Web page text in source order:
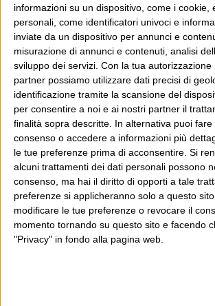
informazioni su un dispositivo, come i cookie,
personali, come identificatori univoci e
inviate da un dispositivo per annunci e
misurazione di annunci e contenuti, analisi
sviluppo dei servizi. Con la tua autorizzazione
partner possiamo utilizzare dati precisi di
identificazione tramite la scansione del
per consentire a noi e ai nostri partner il
finalità sopra descritte. In alternativa puoi
consenso o accedere a informazioni più
le tue preferenze prima di acconsentire. Si
alcuni trattamenti dei dati personali possono
consenso, ma hai il diritto di opporti a tale
preferenze si applicheranno solo a questo
modificare le tue preferenze o revocare il
momento tornando su questo sito e facendo
"Privacy" in fondo alla pagina web.
Leggi il Post, magari ti piace
Luca Sofri Wittgenstein
POST PRECEDENTE
Fuori dalle transenne
POST
È
E per i regali di Natale